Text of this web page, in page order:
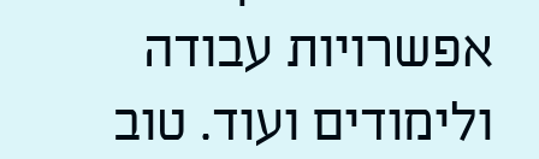
אפשרויות עבודה
ולימודים ועוד. טוב